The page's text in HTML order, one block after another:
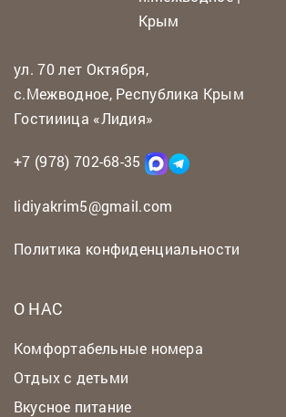
Крым
ул. 70 лет Октября,
с.Межводное, Республика Крым
Гостииица «Лидия»
+7 (978) 702-68-35
lidiyakrim5@gmail.com
Политика конфиденциальности
О НАС
Комфортабельные номера
Отдых с детьми
Вкусное питание